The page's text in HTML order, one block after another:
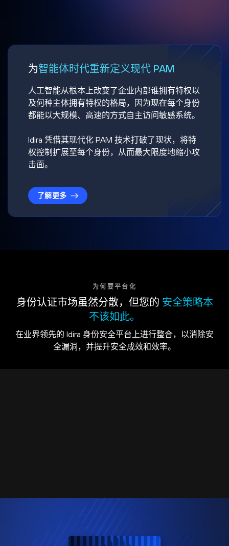
为智能体时代重新定义现代 PAM
人工智能从根本上改变了企业内部谁拥有特权以
及何种主体拥有特权的格局，因为现在每个身份
都能以大规模、高速的方式自主访问敏感系统。
Idira 凭借其现代化 PAM 技术打破了现状，将特
权控制扩展至每个身份，从而最大限度地缩小攻
击面。
了解更多
为何要平台化
身份认证市场虽然分散，但您的 安全策略本
不该如此。
在业界领先的 Idira 身份安全平台上进行整合，以消除安
全漏洞，并提升安全成效和效率。